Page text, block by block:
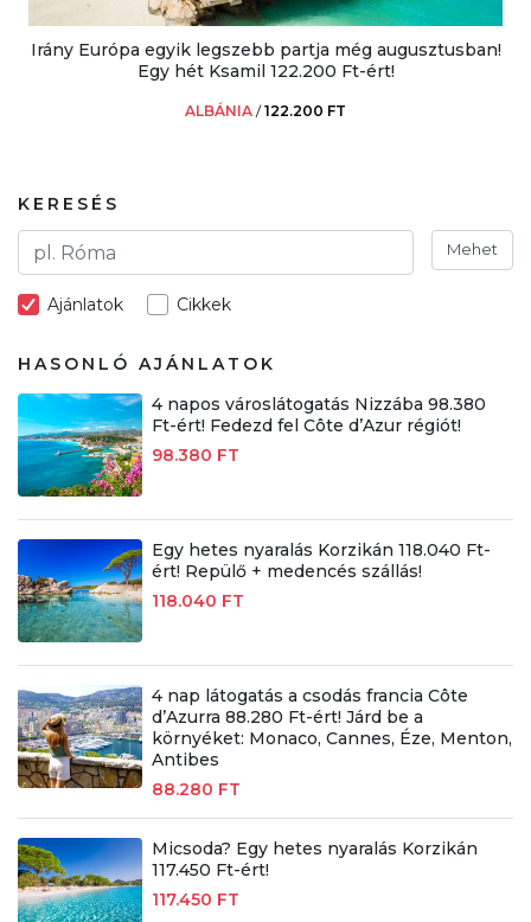
Irány Európa egyik legszebb partja még augusztusban!
Egy hét Ksamil 122.200 Ft-ért!
ALBÁNIA /122.200 FT
KERESÉS
Mehet
Ajánlatok Cikkek
HASONLÓ AJÁNLATOK
4 napos városlátogatás Nizzába 98.380
Ft-ért! Fedezd fel Côte d’Azur régiót!
98.380 FT
Egy hetes nyaralás Korzikán 118.040 Ft-
ért! Repülő + medencés szállás!
118.040 FT
4 nap látogatás a csodás francia Côte
d’Azurra 88.280 Ft-ért! Járd be a
környéket: Monaco, Cannes, Éze, Menton,
Antibes
88.280 FT
Micsoda? Egy hetes nyaralás Korzikán
117.450 Ft-ért!
117.450 FT